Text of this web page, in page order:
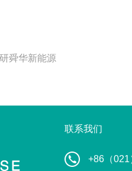
舜华新能源
联系我们
+86（